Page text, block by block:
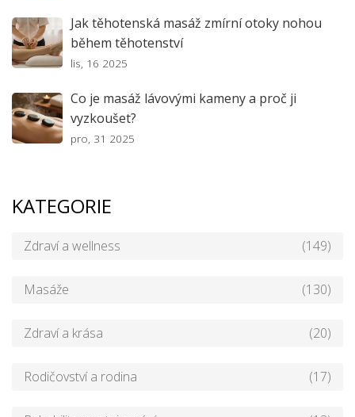
Jak těhotenská masáž zmírní otoky nohou
během těhotenství
lis, 16 2025
Co je masáž lávovými kameny a proč ji
vyzkoušet?
pro, 31 2025
KATEGORIE
Zdraví a wellness (149)
Masáže (130)
Zdraví a krása (20)
Rodičovství a rodina (17)